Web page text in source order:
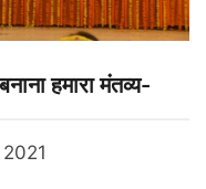
हमारा मंतव्य-